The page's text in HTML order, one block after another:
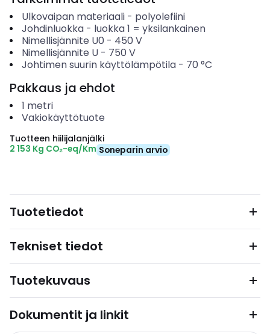
Ulkovaipan materiaali- polyolefiini
Johdinluokka- luokka 1 = yksilankainen
Nimellisjännite U0 - 450 V
Nimellisjännite U- 750 V
Johtimen suurin käyttölämpötila- 70 °C
Pakkaus ja ehdot
1 metri
Vakiokäyttötuote
Tuotteen hiilijalanjälki
2 153 Kg CO₂-eq/Km Soneparin arvio
Tuotetiedot
Tekniset tiedot
Tuotekuvaus
Dokumentit ja linkit